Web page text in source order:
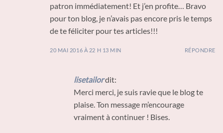
patron immédiatement! Et j’en profite… Bravo
pour ton blog, je n’avais pas encore pris le temps
de te féliciter pour tes articles!!!
20 MAI 2016 À 22 H 13 MIN RÉPONDRE
lisetailordit:
Merci merci, je suis ravie que le blog te
plaise. Ton message m’encourage
vraiment à continuer ! Bises.